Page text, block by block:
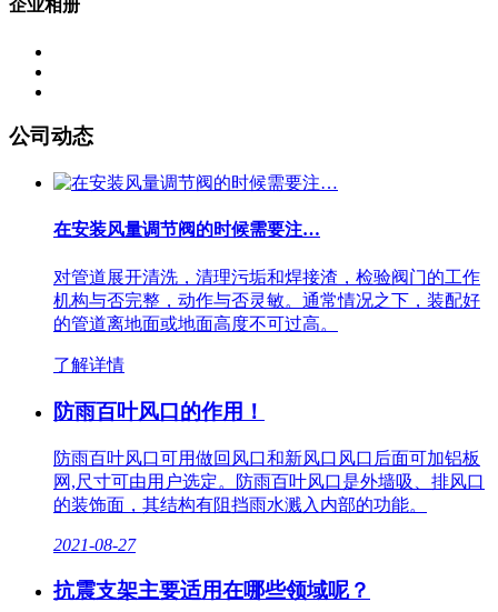
企业相册
公司动态
在安装风量调节阀的时候需要注…
对管道展开清洗，清理污垢和焊接渣，检验阀门的工作
机构与否完整，动作与否灵敏。通常情况之下，装配好
的管道离地面或地面高度不可过高。
了解详情
防雨百叶风口的作用！
防雨百叶风口可用做回风口和新风口风口后面可加铝板
网,尺寸可由用户选定。防雨百叶风口是外墙吸、排风口
的装饰面，其结构有阻挡雨水溅入内部的功能。
2021-08-27
抗震支架主要适用在哪些领域呢？